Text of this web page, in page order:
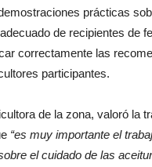
prácticas
de recipientes de
correctamente las
participantes.
de la zona, valoró la
“es muy importante el
el cuidado de las